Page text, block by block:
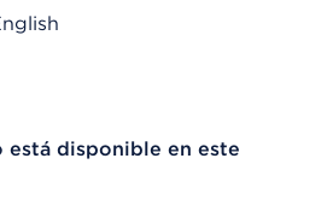
está disponible en este